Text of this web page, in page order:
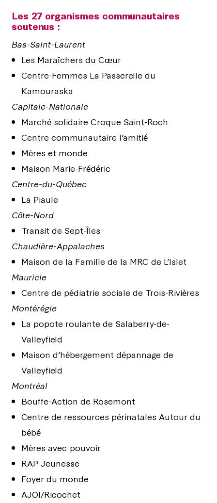
Les 27 organismes communautaires
soutenus :
Bas-Saint-Laurent
Les Maraîchers du Cœur
Centre-Femmes La Passerelle du
Kamouraska
Capitale-Nationale
Marché solidaire Croque Saint-Roch
Centre communautaire l’amitié
Mères et monde
Maison Marie-Frédéric
Centre-du-Québec
La Piaule
Côte-Nord
Transit de Sept-Îles
Chaudière-Appalaches
Maison de la Famille de la MRC de L’Islet
Mauricie
Centre de pédiatrie sociale de Trois-Rivières
Montérégie
La popote roulante de Salaberry-de-
Valleyfield
Maison d’hébergement dépannage de
Valleyfield
Montréal
Bouffe-Action de Rosemont
Centre de ressources périnatales Autour du
bébé
Mères avec pouvoir
RAP Jeunesse
Foyer du monde
AJOI/Ricochet